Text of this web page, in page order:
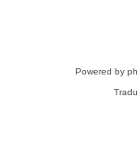
Powered by